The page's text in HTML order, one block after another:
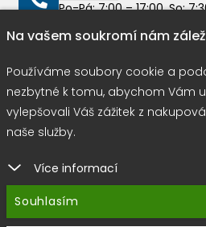
Po-Pá: 7:00 – 17:00, So:
Možnosti dopravy
Rychlá a bezpečná platba
Na vašem soukromí nám
Používáme soubory cookie a
nezbytné k tomu, abychom Vám
vylepšovali Váš zážitek z
naše služby.
Více informací
Souhlasím